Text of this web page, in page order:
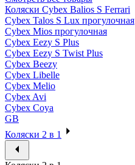
Коляски Cybex Balios S Ferrari
Cybex Talos S Lux прогулочная
Cybex Mios прогулочная
Cybex Eezy S Plus
Cybex Eezy S Twist Plus
Cybex Beezy
Cybex Libelle
Cybex Melio
Cybex Avi
Cybex Coya
GB
Коляски 2 в 1